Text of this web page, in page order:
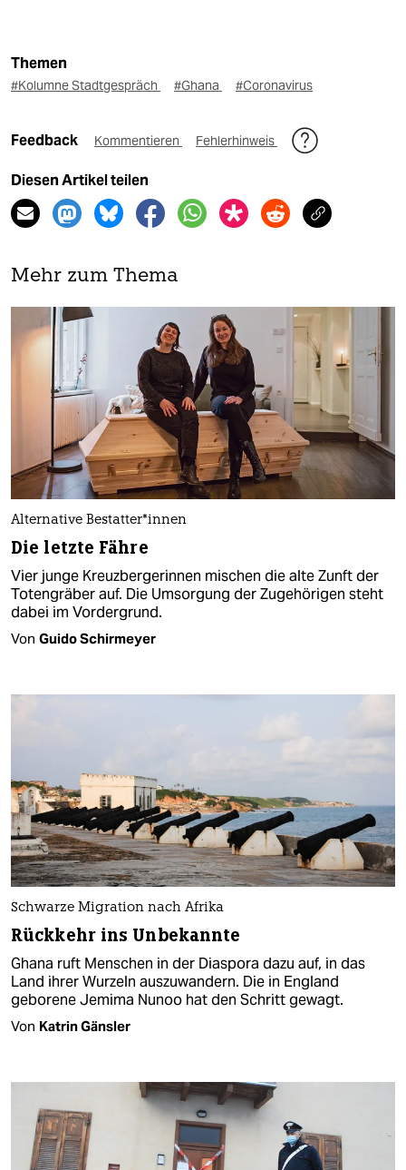
Themen
#Kolumne Stadtgespräch #Ghana #Coronavirus
Feedback Kommentieren Fehlerhinweis
Diesen Artikel teilen
Mehr zum Thema
Alternative Be­stat­te­r*in­nen
Die letzte Fähre
Vier junge Kreuzbergerinnen mischen die alte Zunft der
Totengräber auf. Die Umsorgung der Zugehörigen steht
dabei im Vordergrund.
Von Guido Schirmeyer
Schwarze Migration nach Afrika
Rückkehr ins Unbekannte
Ghana ruft Menschen in der Diaspora dazu auf, in das
Land ihrer Wurzeln auszuwandern. Die in England
geborene Jemima Nunoo hat den Schritt gewagt.
Von Katrin Gänsler